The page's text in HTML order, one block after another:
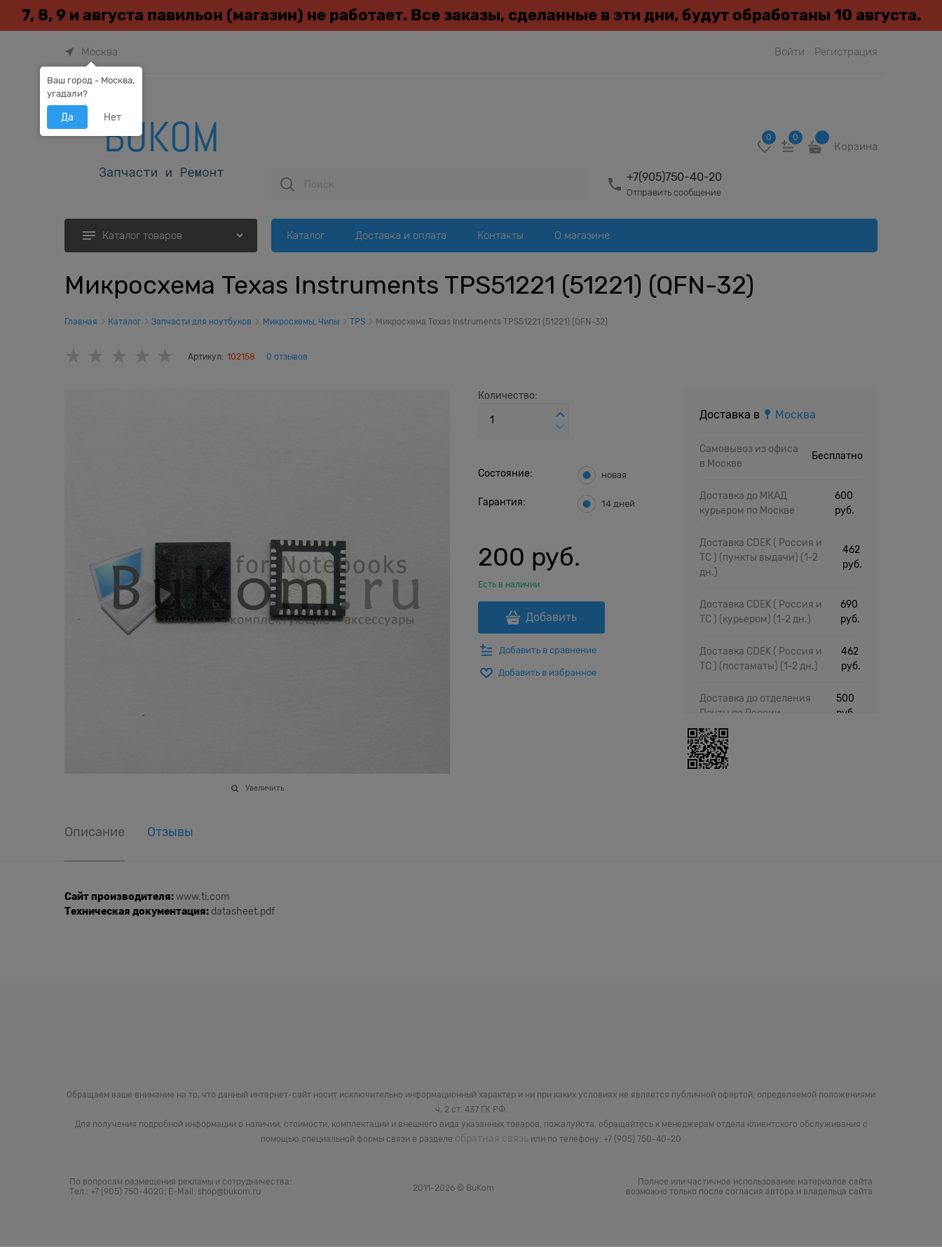
7, 8, 9 и августа павильон (магазин) не работает. Все заказы, сделанные в эти дни, будут обработаны 10 августа.
Москва Войти Регистрация
+7(905)750-40-20
Отправить сообщение
0 0
Корзина
Каталог товаров Каталог Доставка и оплата Контакты О магазине
Микросхема Texas Instruments TPS51221 (51221) (QFN-32)
Главная Каталог Запчасти для ноутбуков Микросхемы, Чипы TPS Микросхема Texas Instruments TPS51221 (51221) (QFN-32)
Артикул: 102158 0 отзывов
Увеличить
Количество:
Состояние: новая
Гарантия: 14 дней
200 руб.
Есть в наличии
Добавить
Добавить в сравнение
Добавить в избранное
Доставка в Москва
Самовывоз из офиса
в Москве
Бесплатно
Доставка до МКАД
курьером по Москве
600
руб.
Доставка CDEK ( Россия и
ТС ) (пункты выдачи) (1-2
дн.)
462
руб.
Доставка CDEK ( Россия и
ТС ) (курьером) (1-2 дн.)
690
руб.
Доставка CDEK ( Россия и
ТС ) (постаматы) (1-2 дн.)
462
руб.
Доставка до отделения
Почты по России
500
руб.
Описание Отзывы
Сайт производителя:www.ti.com
Техническая документация: datasheet.pdf
Обращаем ваше внимание на то, что данный интернет-сайт носит исключительно информационный характер и ни при каких условиях не является публичной офертой, определяемой положениями
ч. 2 ст. 437 ГК РФ.
Для получения подробной информации о наличии, стоимости, комплектации и внешнего вида указанных товаров, пожалуйста, обращайтесь к менеджерам отдела клиентского обслуживания с
помощью специальной формы связи в разделе обратная связь или по телефону: +7 (905) 750-40-20
По вопросам размещения рекламы и сотрудничества:
Тел.: +7 (905) 750-4020; E-Mail: shop@bukom.ru
2011-2026 © BuKom
Полное или частичное использование материалов сайта
возможно только после согласия автора и владельца сайта
Ваш город - Москва,
угадали?
Да Нет